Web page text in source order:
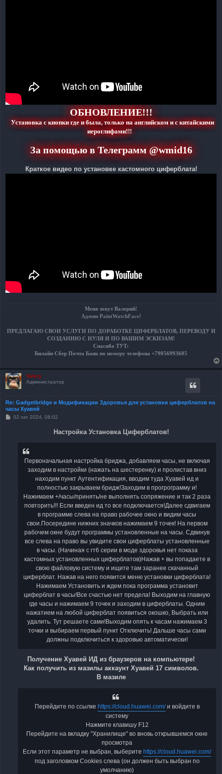
ОБНОВЛЕНИЕ!!!
Установка с кнопки где и была, только на английском и с китайскими
иероглифами!!!
За помощью в Телеграмм @wmid16
Краткое видео по установке кастомного циферблата!
Меня зовут Валерий!
Админ PaintWatchFace!
ПРЕДЛАГАЮ СВОИ УСЛУГИ ПО ДОРАБОТКЕ ЦИФЕРБЛАТОВ, ПЕРЕВОДУ И
СОЗДАНИЮ С НУЛЯ И ПО ВАШИМ ЭСКИЗАМ!
Спасибо ТУТ:
Билайн Сбер Почта Банк по номеру телефона +79056993605
Valery
Администратор
Re: Gadgetbridge и Модификации Здоровья для установки циферблатов на
часы Хуавей
С02 окт 2024, 08:02
Настройка Установка Циферблатов!
Первоначальная настройка бриджа, добавляем часы, не включая
заходим в настройки (нажать на шестеренку) и пролистав вниз
находим пункт Аутентификация, вводим туда Хуавей ид и
полностью закрываем бридж!Заходим в прогрограмму и!
Нажимаем +/часы/принять/не выполнять сопряжение и так 2 раза
повторить!!! Если введен ид то все подключается!Далее сдвигаем
в программе слева на право рабочее окно и видим часы
свои.Посередине нижних значков нажимаем 9 точек! На первом
рабочем окне будут программы установленные на часы. Сдвинув
все слева на право вы увидите свои циферблаты установленные
в часы. (Начиная с гт6 серии в моде здоровья нет показа
кастомных установленных циферблатов)Нажав + вы попадаете в
свою файловую систему и ищите там заранее скачанный
циферблат. Нажав на него появится меню установки циферблата!
Нажимаем Установить и ждем пока программа установит
циферблат в часы!Все счастью нет предела! Выходим на главную
где часы и нажимаем 9 точек и заходим в циферблаты. Одним
нажатием на любой циферблат появиться окошко, Выбрать или
удалить. Тут решаете сами!Выходим опять к часам нажимаем 3
точки и выбираем первый пункт Отключить! Дальше часы сами
должны подключиться к здоровью автоматически!
Получение Хуавей ИД из браузеров на компьютере!
Как получить из мазилы аккаунт Хуавей 17 символов.
В мазиле
Перейдите по ссылке https://cloud.huawei.com/и войдите в
систему
Нажмите клавишу F12
Перейдите на вкладку "Хранилище" во вновь открывшемся окне
просмотра
Если этот параметр не выбран, выберите https://cloud.huawei.com/
под заголовком Cookies слева (он должен быть выбран по
умолчанию)